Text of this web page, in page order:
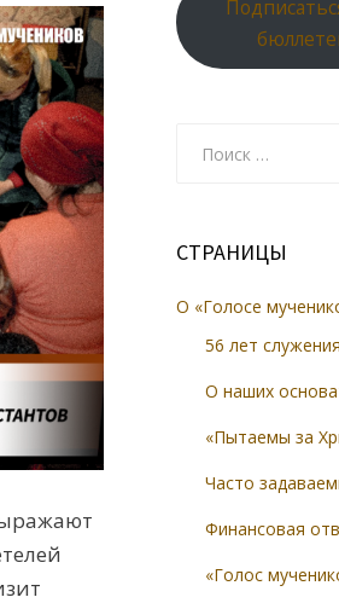
СТРАНИЦЫ
О «Голосе
56 лет служения
О наших
«Пытаемы за
Часто
Финансовая
«Голос